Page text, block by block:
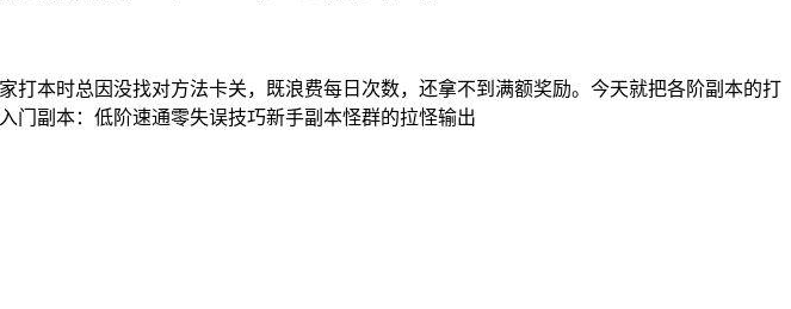
本时总因没找对方法卡关，既浪费每日次数，还拿不到满额奖励。今天就把各阶副本的打
门副本：低阶速通零失误技巧新手副本怪群的拉怪输出